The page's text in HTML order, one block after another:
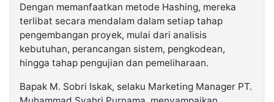
Dengan memanfaatkan metode Hashing, mereka
terlibat secara mendalam dalam setiap tahap
pengembangan proyek, mulai dari analisis
kebutuhan, perancangan sistem, pengkodean,
hingga tahap pengujian dan pemeliharaan.
Bapak M. Sobri Iskak, selaku Marketing Manager PT.